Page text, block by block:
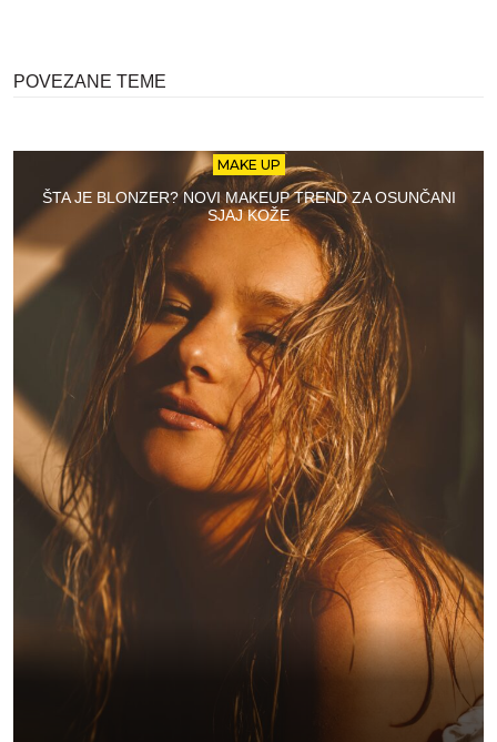
POVEZANE TEME
MAKE UP
ŠTA JE BLONZER? NOVI MAKEUP TREND ZA OSUNČANI
SJAJ KOŽE